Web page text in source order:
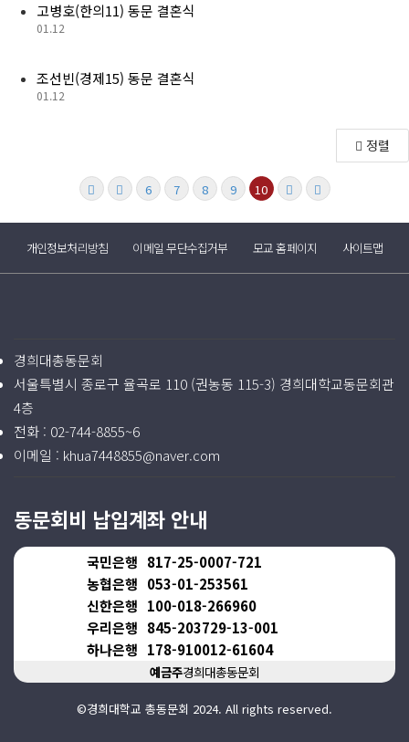
고병호(한의11) 동문 결혼식
01.12
조선빈(경제15) 동문 결혼식
01.12
정렬
6 7 8 9 10
개인정보처리방침 이메일 무단수집거부 모교 홈페이지 사이트맵
경희대총동문회
서울특별시 종로구 율곡로 110 (권농동 115-3) 경희대학교동문회관
4층
전화 : 02-744-8855~6
이메일 : khua7448855@naver.com
동문회비 납입계좌 안내
국민은행 817-25-0007-721
농협은행 053-01-253561
신한은행 100-018-266960
우리은행 845-203729-13-001
하나은행 178-910012-61604
예금주경희대총동문회
©경희대학교 총동문회 2024. All rights reserved.